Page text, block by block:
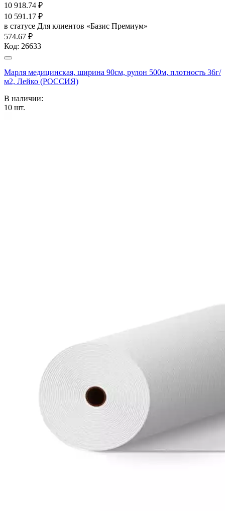
10 918.74 ₽
10 591.17 ₽
в статусе Для клиентов «Базис Премиум»
574.67 ₽
Код: 26633
Марля медицинская, ширина 90см, рулон 500м, плотность 36г/
м2, Лейко (РОССИЯ)
В наличии:
10 шт.